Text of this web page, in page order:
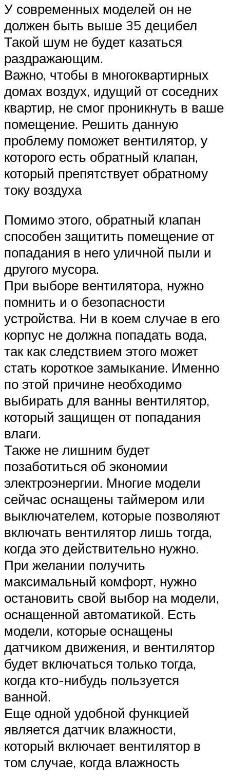
У современных моделей он не
должен быть выше 35 децибел
Такой шум не будет казаться
раздражающим.
Важно, чтобы в многоквартирных
домах воздух, идущий от соседних
квартир, не смог проникнуть в ваше
помещение. Решить данную
проблему поможет вентилятор, у
которого есть обратный клапан,
который препятствует обратному
току воздуха
Помимо этого, обратный клапан
способен защитить помещение от
попадания в него уличной пыли и
другого мусора.
При выборе вентилятора, нужно
помнить и о безопасности
устройства. Ни в коем случае в его
корпус не должна попадать вода,
так как следствием этого может
стать короткое замыкание. Именно
по этой причине необходимо
выбирать для ванны вентилятор,
который защищен от попадания
влаги.
Также не лишним будет
позаботиться об экономии
электроэнергии. Многие модели
сейчас оснащены таймером или
выключателем, которые позволяют
включать вентилятор лишь тогда,
когда это действительно нужно.
При желании получить
максимальный комфорт, нужно
остановить свой выбор на модели,
оснащенной автоматикой. Есть
модели, которые оснащены
датчиком движения, и вентилятор
будет включаться только тогда,
когда кто-нибудь пользуется
ванной.
Еще одной удобной функцией
является датчик влажности,
который включает вентилятор в
том случае, когда влажность